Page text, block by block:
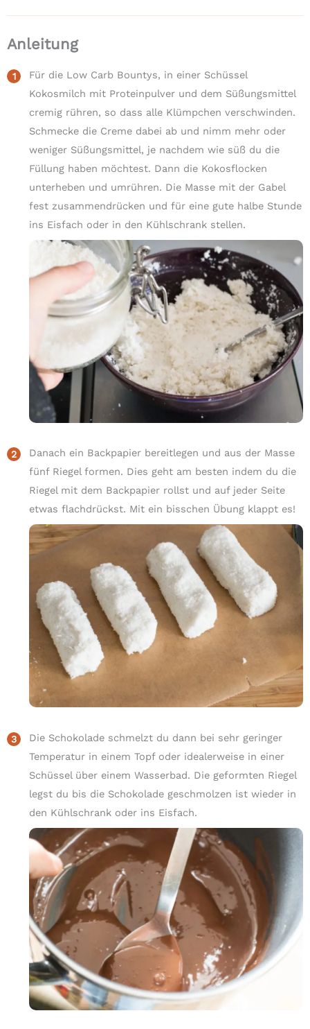
Anleitung
Für die Low Carb Bountys, in einer Schüssel
Kokosmilch mit Proteinpulver und dem Süßungsmittel
cremig rühren, so dass alle Klümpchen verschwinden.
Schmecke die Creme dabei ab und nimm mehr oder
weniger Süßungsmittel, je nachdem wie süß du die
Füllung haben möchtest. Dann die Kokosflocken
unterheben und umrühren. Die Masse mit der Gabel
fest zusammendrücken und für eine gute halbe Stunde
ins Eisfach oder in den Kühlschrank stellen.
Danach ein Backpapier bereitlegen und aus der Masse
fünf Riegel formen. Dies geht am besten indem du die
Riegel mit dem Backpapier rollst und auf jeder Seite
etwas flachdrückst. Mit ein bisschen Übung klappt es!
Die Schokolade schmelzt du dann bei sehr geringer
Temperatur in einem Topf oder idealerweise in einer
Schüssel über einem Wasserbad. Die geformten Riegel
legst du bis die Schokolade geschmolzen ist wieder in
den Kühlschrank oder ins Eisfach.